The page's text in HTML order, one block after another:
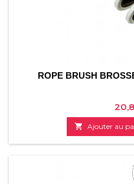
ROPE BRUSH
Prix
 Ajouter au